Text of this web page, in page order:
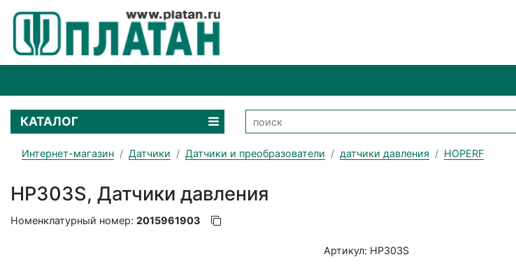
КАТАЛОГ
Интернет-магазин Датчики Датчики и преобразователи датчики давления HOPERF
HP303S, Датчики давления
Номенклатурный номер: 2015961903
Артикул: HP303S